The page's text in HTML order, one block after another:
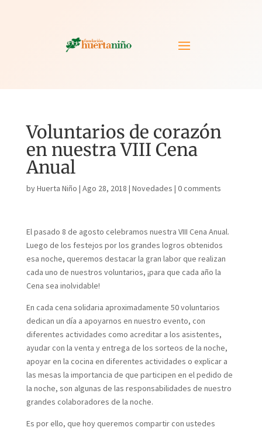
Voluntarios de corazón
en nuestra VIII Cena
Anual
byHuerta Niño | Ago 28, 2018 | Novedades | 0 comments
El pasado 8 de agosto celebramos nuestra VIII Cena Anual.
Luego de los festejos por los grandes logros obtenidos
esa noche, queremos destacar la gran labor que realizan
cada uno de nuestros voluntarios, ¡para que cada año la
Cena sea inolvidable!
En cada cena solidaria aproximadamente 50 voluntarios
dedican un día a apoyarnos en nuestro evento, con
diferentes actividades como acreditar a los asistentes,
ayudar con la venta y entrega de los sorteos de la noche,
apoyar en la cocina en diferentes actividades o explicar a
las mesas la importancia de que participen en el pedido de
la noche, son algunas de las responsabilidades de nuestro
grandes colaboradores de la noche.
Es por ello, que hoy queremos compartir con ustedes